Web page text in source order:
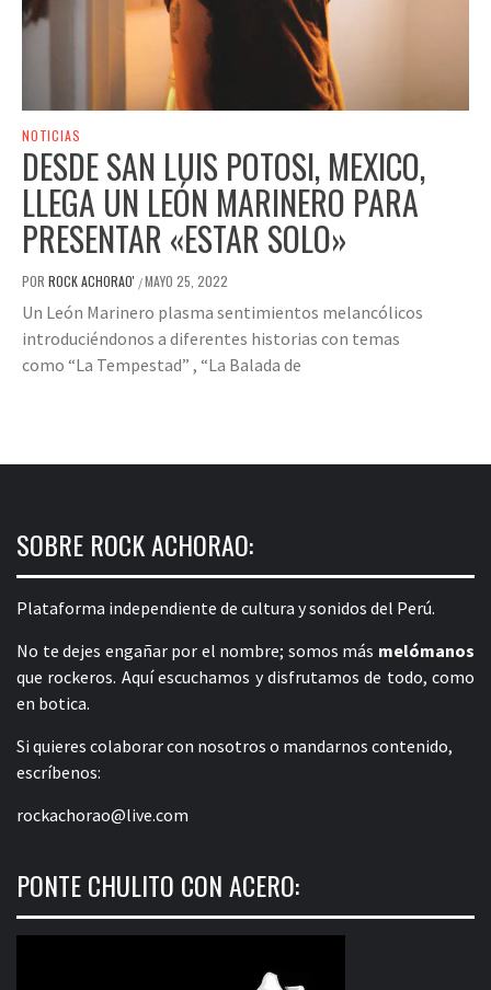
NOTICIAS
DESDE SAN LUIS POTOSI, MEXICO,
LLEGA UN LEÓN MARINERO PARA
PRESENTAR «ESTAR SOLO»
POR ROCK ACHORAO' /MAYO 25, 2022
Un León Marinero plasma sentimientos melancólicos
introduciéndonos a diferentes historias con temas
como “La Tempestad” , “La Balada de
SOBRE ROCK ACHORAO:
Plataforma independiente de cultura y sonidos del Perú.
No te dejes engañar por el nombre; somos más melómanos
que rockeros. Aquí escuchamos y disfrutamos de todo, como
en botica.
Si quieres colaborar con nosotros o mandarnos contenido,
escríbenos:
rockachorao@live.com
PONTE CHULITO CON ACERO: